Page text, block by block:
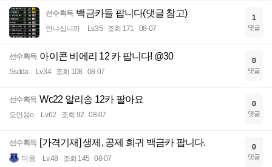
선수획득 백금카들 팝니다(댓글 참고)
안냐십니까 Lv.35 조회 171 08-07
1
댓글
선수획득 아이콘 비에리 12 카 팝니다! @30
Ssdda Lv.34 조회 108 08-07
0
댓글
선수획득 Wc22 알리송 12카 팔아요
오인용o Lv.62 조회 92 08-07
0
댓글
선수획득 [가격기재] 생제, 공제 희귀 백금카 팝니다.
더용 Lv.48 조회 145 08-07
0
댓글